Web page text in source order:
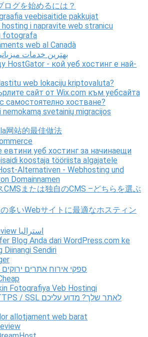
ログを始めるには？
veebisaitide pakkujat
i napravite web stranicu
fotografa
web al Canadà
10 بهترین خدمات
HostGator - кой уеб хостинг е най-
web lokaciju kriptovaluta?
сайт от Wix.com към уебсайта
самостоятелно хостване?
svetainių migracijos
网站的最佳做法
евтини уеб хостинг за начинаещи
koostaja tööriista algajatele
Alternativen - Webhosting und
Domainnamen
CMSまたは独自のCMS –どちらを選ぶ
多いWebサイトに最適なホスティン
StableHost Review استرالیا
Blog Anda dari WordPress.com ke
Diinangi Sendiri
6 ספקי אירוח אתרים
Fotoqrafiya Veb Hostinqi
allotjament web barat